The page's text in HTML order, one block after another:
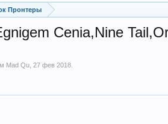
Пронтеры
Cenia,Nine
Mad Qu 27 фев 2018